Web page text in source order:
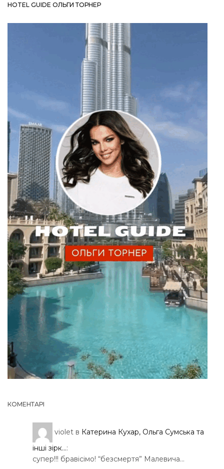
HOTEL GUIDE ОЛЬГИ ТОРНЕР
КОМЕНТАРІ
violet в Катерина Кухар, Ольга Сумська та
інші зірк...:
супер!!! бравісімо! “безсмертя” Малевича…